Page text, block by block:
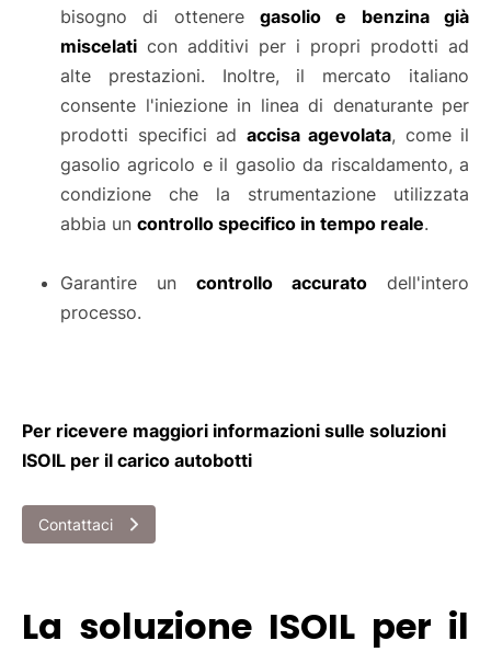
bisogno di ottenere gasolio e benzina già
miscelati con additivi per i propri prodotti ad
alte prestazioni. Inoltre, il mercato italiano
consente l'iniezione in linea di denaturante per
prodotti specifici ad accisa agevolata, come il
gasolio agricolo e il gasolio da riscaldamento, a
condizione che la strumentazione utilizzata
abbia un controllo specifico in tempo reale.
Garantire un controllo accurato dell'intero
processo.
Per ricevere maggiori informazioni sulle soluzioni
ISOIL per il carico autobotti
Contattaci
La soluzione ISOIL per il